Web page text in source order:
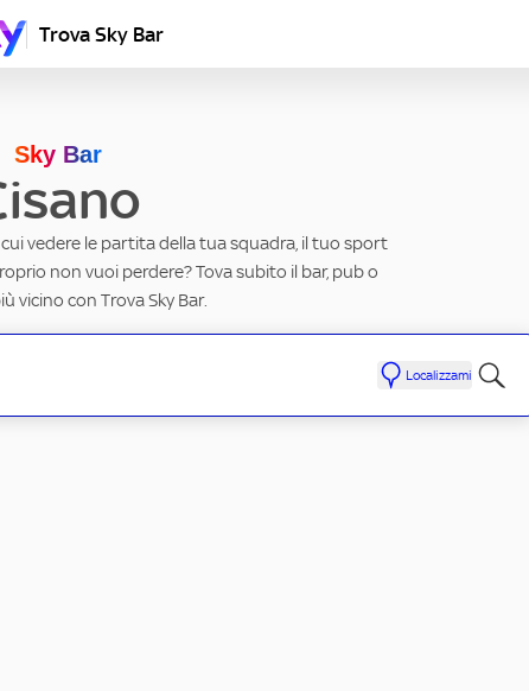
Trova Sky Bar
Sky Bar
vedere le partita della tua squadra, il tuo sport
non vuoi perdere? Tova subito il bar, pub o
vicino con Trova Sky Bar.
Localizzami